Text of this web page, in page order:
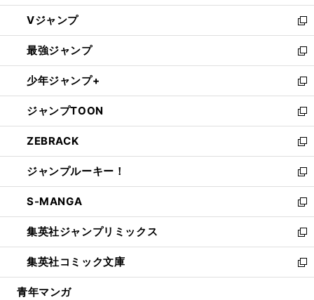
ウ
ィ
ン
ド
ウ
で
開
く
し
い
ウ
ィ
ン
ド
ウ
で
開
く
Vジャンプ
新
し
い
ウ
ィ
ン
ド
ウ
で
開
く
最強ジャンプ
新
し
い
ウ
ィ
ン
ド
ウ
で
開
く
少年ジャンプ+
新
し
い
ウ
ィ
ン
ド
ウ
で
開
く
ジャンプTOON
新
し
い
ウ
ィ
ン
ド
ウ
で
開
く
ZEBRACK
新
し
い
ウ
ィ
ン
ド
ウ
で
開
ジャンプルーキー！
新
し
い
ウ
ィ
ン
ド
ウ
S-MANGA
新
し
い
ウ
ィ
ン
集英社ジャンプリミックス
新
し
い
ウ
集英社コミック文庫
新
し
青年マンガ